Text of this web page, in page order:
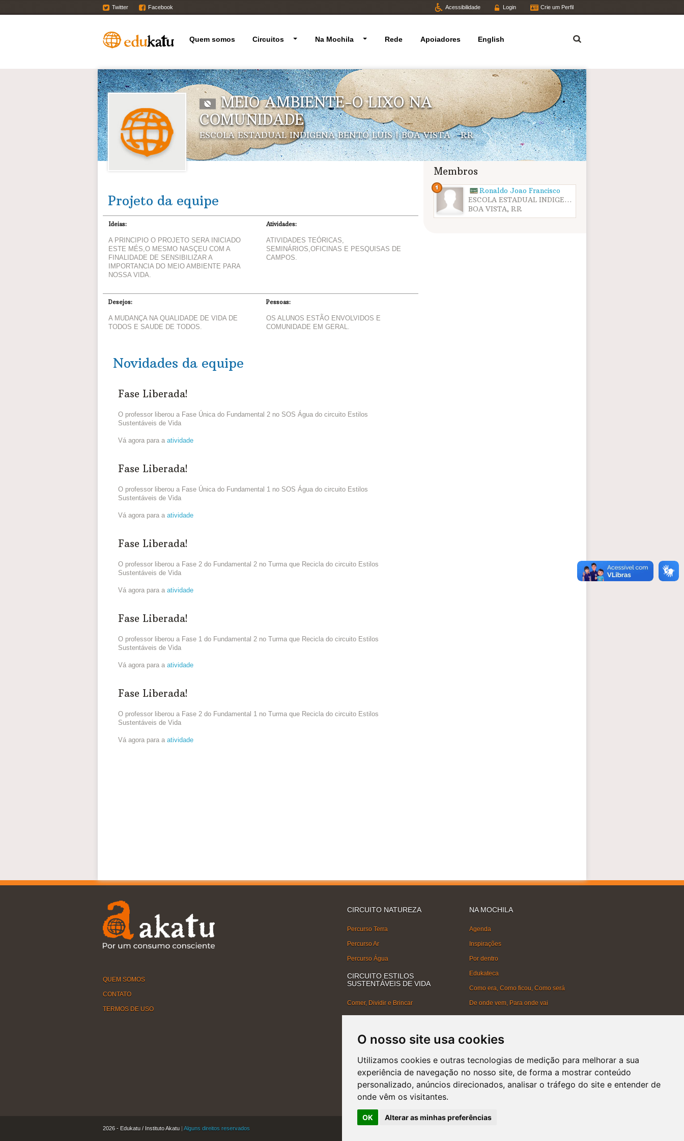
O nosso site usa cookies
Utilizamos cookies e outras tecnologias de medição para melhorar a sua
experiência de navegação no nosso site, de forma a mostrar conteúdo
personalizado, anúncios direcionados, analisar o tráfego do site e entender de
onde vêm os visitantes.
OK Alterar as minhas preferências
Twitter Facebook Acessibilidade Login Crie um Perfil
Quem somos Circuitos Na Mochila Rede Apoiadores English Termo
MEIO AMBIENTE-O LIXO NA
COMUNIDADE
ESCOLA ESTADUAL INDIGENA BENTO LUIS | BOA VISTA - RR
Projeto da equipe
Ideias:
A PRINCIPIO O PROJETO SERA INICIADO
ESTE MÉS,O MESMO NASÇEU COM A
FINALIDADE DE SENSIBILIZAR A
IMPORTANCIA DO MEIO AMBIENTE PARA
NOSSA VIDA.
Atividades:
ATIVIDADES TEÓRICAS,
SEMINÁRIOS,OFICINAS E PESQUISAS DE
CAMPOS.
Desejos:
A MUDANÇA NA QUALIDADE DE VIDA DE
TODOS E SAUDE DE TODOS.
Pessoas:
OS ALUNOS ESTÃO ENVOLVIDOS E
COMUNIDADE EM GERAL.
Novidades da equipe
Fase Liberada!
O professor liberou a Fase Única do Fundamental 2 no SOS Água do circuito Estilos
Sustentáveis de Vida
Vá agora para a atividade
Fase Liberada!
O professor liberou a Fase Única do Fundamental 1 no SOS Água do circuito Estilos
Sustentáveis de Vida
Vá agora para a atividade
Fase Liberada!
O professor liberou a Fase 2 do Fundamental 2 no Turma que Recicla do circuito Estilos
Sustentáveis de Vida
Vá agora para a atividade
Fase Liberada!
O professor liberou a Fase 1 do Fundamental 2 no Turma que Recicla do circuito Estilos
Sustentáveis de Vida
Vá agora para a atividade
Fase Liberada!
O professor liberou a Fase 2 do Fundamental 1 no Turma que Recicla do circuito Estilos
Sustentáveis de Vida
Vá agora para a atividade
Membros
Ronaldo Joao Francisco
ESCOLA ESTADUAL INDIGENA BENTO LUIS
BOA VISTA, RR
QUEM SOMOS
CONTATO
TERMOS DE USO
CIRCUITO NATUREZA
Percurso Terra
Percurso Ar
Percurso Água
CIRCUITO ESTILOS
SUSTENTÁVEIS DE VIDA
Comer, Dividir e Brincar
Energia Todo Dia
Do Plástico ao Plástico
NA MOCHILA
Agenda
Inspirações
Por dentro
Edukateca
Como era, Como ficou, Como será
De onde vem, Para onde vai
Blog do Circuito
2026 - Edukatu / Instituto Akatu | Alguns direitos reservados